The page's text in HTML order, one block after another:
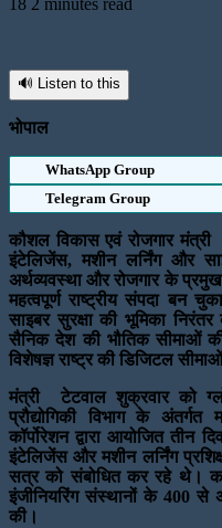
18 2 minutes read
🔊 Listen to this
भोपाल
WhatsApp Group
Telegram Group
कौशल विकास एवं रोजगार
इंटेलिजेंस, मशीन लर्निंग और
अर्थव्यवस्था और रोजगार के
महत्वपूर्ण राष्ट्रीय संपदा बन
साइबर सुरक्षा की भूमिका
सैनिक देश की भौतिक सीमाओं की
विशेषज्ञ राष्ट्र की डिजिटल
मंत्री टेटवाल शुक्रवार को
प्रौद्योगिकी विभाग के
कॉर्पोरेशन द्वारा आयोजित तीन
इंटेलिजेंस और मशीन लर्निंग
सत्र को संबोधित कर रहे थे।
इंजीनियरिंग संस्थानों के 400 से
की।